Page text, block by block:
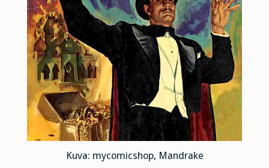
Kuva: mycomicshop, Mandrake